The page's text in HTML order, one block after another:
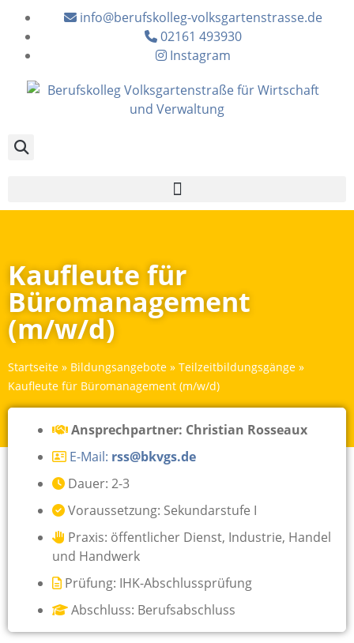
info@berufskolleg-volksgartenstrasse.de
02161 493930
Instagram
Kaufleute für
Büromanagement
(m/w/d)
Startseite » Bildungsangebote » Teilzeitbildungsgänge »
Kaufleute für Büromanagement (m/w/d)
Ansprechpartner: Christian Rosseaux
E-Mail: rss@bkvgs.de
Dauer: 2-3
Voraussetzung: Sekundarstufe I
Praxis: öffentlicher Dienst, Industrie, Handel
und Handwerk
Prüfung: IHK-Abschlussprüfung
Abschluss: Berufsabschluss